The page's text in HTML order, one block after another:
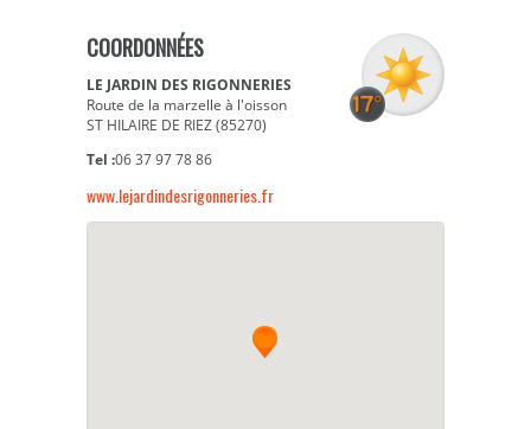
COORDONNÉES
LE JARDIN DES RIGONNERIES
Route de la marzelle à l'oisson
ST HILAIRE DE RIEZ (85270)
Tel :06 37 97 78 86
www.lejardindesrigonneries.fr